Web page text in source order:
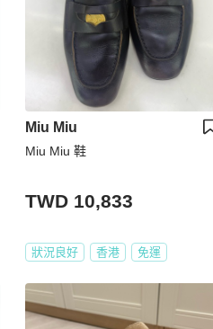
Miu Miu
Miu Miu 鞋
TWD 10,833
狀況良好 香港 免運